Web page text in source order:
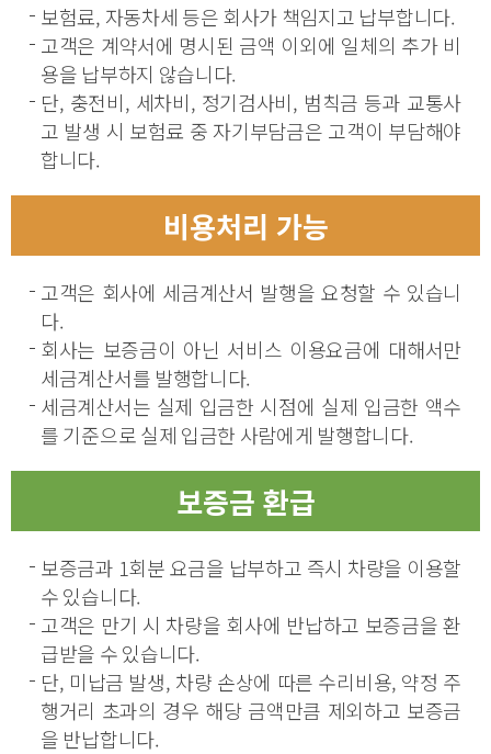
보험료, 자동차세 등은 회사가 책임지고 납부합니다.
고객은 계약서에 명시된 금액 이외에 일체의 추가 비
용을 납부하지 않습니다.
단, 충전비, 세차비, 정기검사비, 범칙금 등과 교통사
고 발생 시 보험료 중 자기부담금은 고객이 부담해야
합니다.
비용처리 가능
고객은 회사에 세금계산서 발행을 요청할 수 있습니
다.
회사는 보증금이 아닌 서비스 이용요금에 대해서만
세금계산서를 발행합니다.
세금계산서는 실제 입금한 시점에 실제 입금한 액수
를 기준으로 실제 입금한 사람에게 발행합니다.
보증금 환급
보증금과 1회분 요금을 납부하고 즉시 차량을 이용할
수 있습니다.
고객은 만기 시 차량을 회사에 반납하고 보증금을 환
급받을 수 있습니다.
단, 미납금 발생, 차량 손상에 따른 수리비용, 약정 주
행거리 초과의 경우 해당 금액만큼 제외하고 보증금
을 반납합니다.